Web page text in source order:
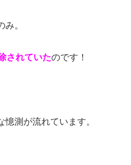
。
されていたのです！
測が流れています。